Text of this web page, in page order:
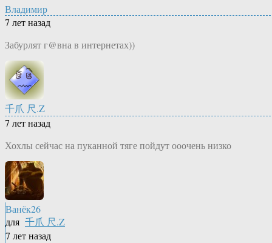
Владимир
7 лет назад
Забурлят г@вна в интернетах))
千爪 尺.Z
7 лет назад
Хохлы сейчас на пуканной тяге пойдут ооочень низко
Ванёк26
для 千爪 尺.Z
7 лет назад